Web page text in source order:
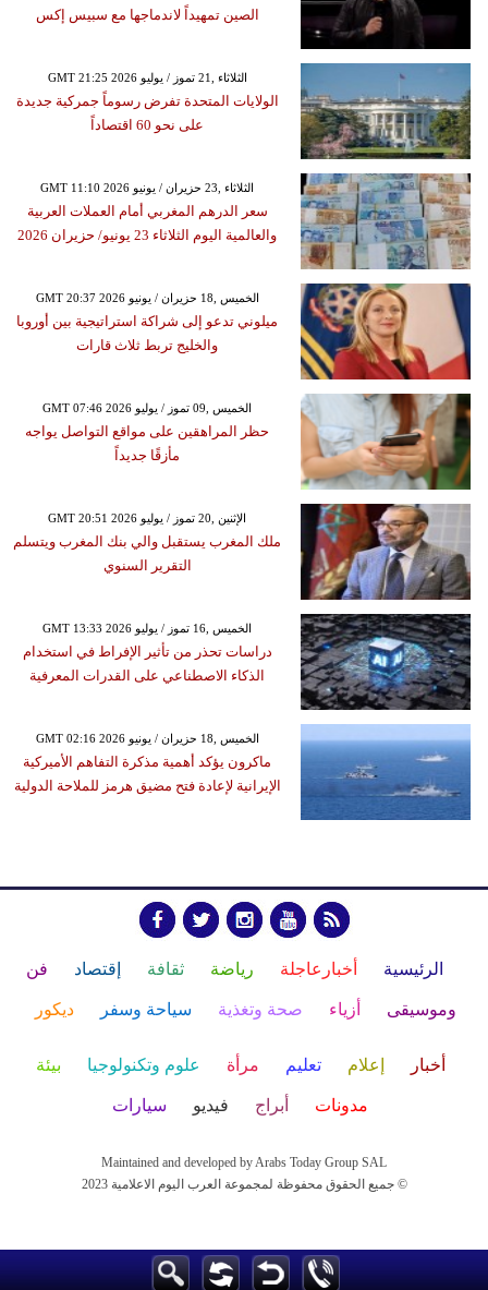
الصين تمهيداً لاندماجها مع سبيس إكس
GMT 21:25 2026 الثلاثاء ,21 تموز / يوليو
الولايات المتحدة تفرض رسوماً جمركية جديدة
على نحو 60 اقتصاداً
GMT 11:10 2026 الثلاثاء ,23 حزيران / يونيو
سعر الدرهم المغربي أمام العملات العربية
والعالمية اليوم الثلاثاء 23 يونيو/ حزيران 2026
GMT 20:37 2026 الخميس ,18 حزيران / يونيو
ميلوني تدعو إلى شراكة استراتيجية بين أوروبا
والخليج تربط ثلاث قارات
GMT 07:46 2026 الخميس ,09 تموز / يوليو
حظر المراهقين على مواقع التواصل يواجه
مأزقًا جديداً
GMT 20:51 2026 الإثنين ,20 تموز / يوليو
ملك المغرب يستقبل والي بنك المغرب ويتسلم
التقرير السنوي
GMT 13:33 2026 الخميس ,16 تموز / يوليو
دراسات تحذر من تأثير الإفراط في استخدام
الذكاء الاصطناعي على القدرات المعرفية
GMT 02:16 2026 الخميس ,18 حزيران / يونيو
ماكرون يؤكد أهمية مذكرة التفاهم الأميركية
الإيرانية لإعادة فتح مضيق هرمز للملاحة الدولية
الرئيسية أخبارعاجلة رياضة ثقافة إقتصاد فن
وموسيقى أزياء صحة وتغذية سياحة وسفر ديكور
أخبار إعلام تعليم مرأة علوم وتكنولوجيا بيئة
مدونات أبراج فيديو سيارات
Maintained and developed by Arabs Today Group SAL
جميع الحقوق محفوظة لمجموعة العرب اليوم الاعلامية 2023 ©